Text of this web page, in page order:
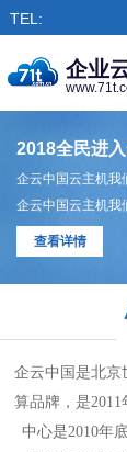
TEL:
企业
2018全民进
企云中国云主机我
企云中国云主机我
查看详情
企云中国是北京
算品牌，是2011
中心是2010年